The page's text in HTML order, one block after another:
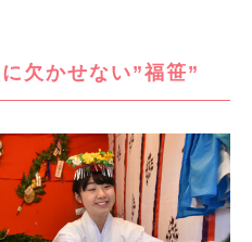
欠かせない”福笹”